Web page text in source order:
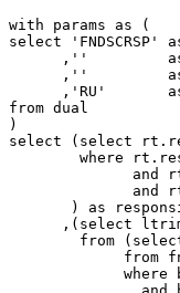
with params as (
select 'FNDSCRSP'
,''
,''
,'RU'
from dual
)
select (select
where
and
and
) as
,(select
from
from
where